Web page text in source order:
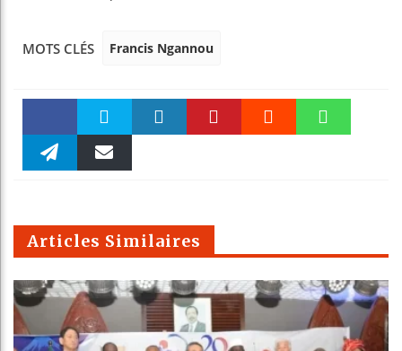
MOTS CLÉS Francis Ngannou
Faceboo Twitter
m
Articles Similaires